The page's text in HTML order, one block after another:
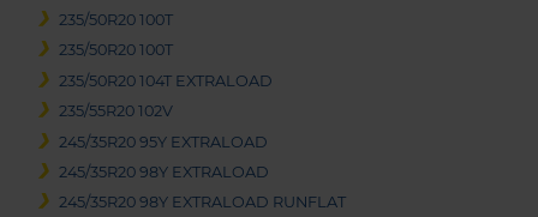
235/50R20 100T
235/50R20 100T
235/50R20 104T EXTRALOAD
235/55R20 102V
245/35R20 95Y EXTRALOAD
245/35R20 98Y EXTRALOAD
245/35R20 98Y EXTRALOAD RUNFLAT